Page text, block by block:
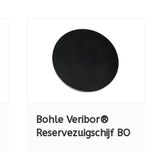
Bohle Veribor®
Reservezuigschijf BO